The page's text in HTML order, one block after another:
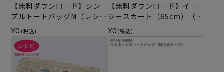
【無料ダウンロード】シン
プルトートバッグM（レシ
ピ）
¥0 (税込)
【無料ダウンロード】イー
ジースカート（65cm）（レ
シピ）
¥0 (税込)